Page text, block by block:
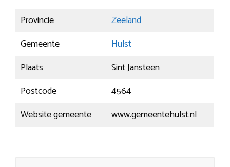
Provincie
Zeeland
Gemeente
Hulst
Plaats
Sint Jansteen
Postcode
4564
Website gemeente
www.gemeentehulst.nl